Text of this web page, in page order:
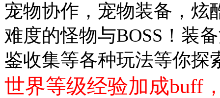
宠物协作，宠物装备，炫
难度的怪物与BOSS！ 装
鉴收集等各种玩法等你探
世界等级经验加成buff